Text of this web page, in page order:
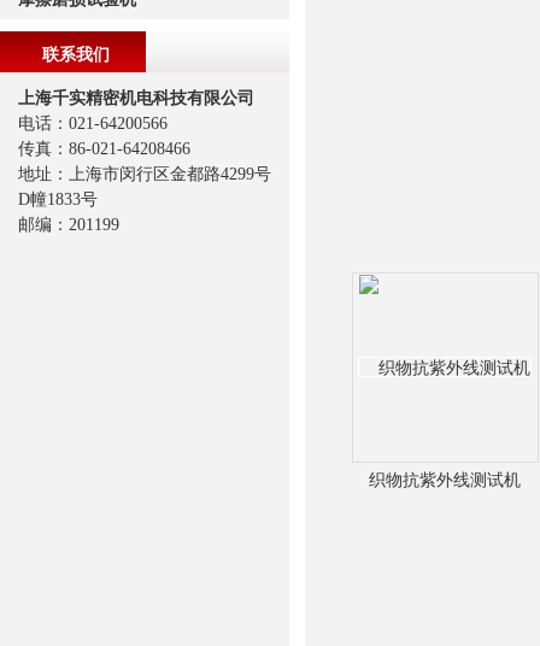
织物抗紫外线测试机
联系我们
上海千实精密机电科技有限公司
电话：021-64200566
传真：86-021-64208466
地址：上海市闵行区金都路4299号
D幢1833号
邮编：201199